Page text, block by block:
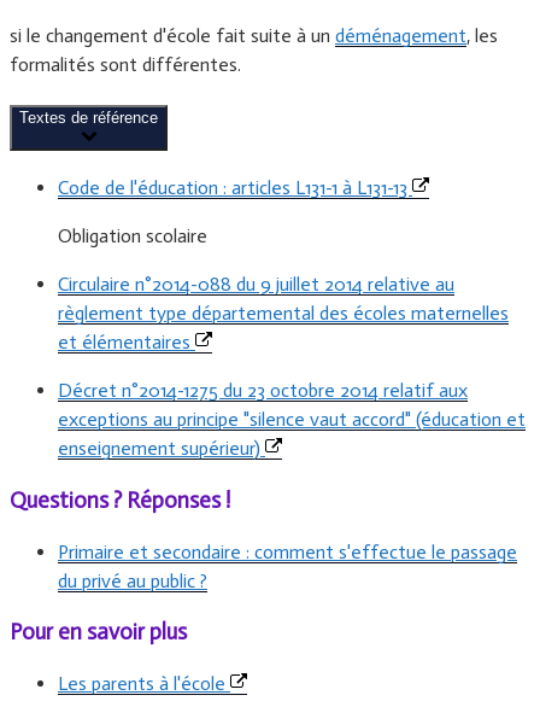
si le changement d'école fait suite à un déménagement, les
formalités sont différentes.
Textes de référence
Code de l'éducation : articles L131-1 à L131-13
Obligation scolaire
Circulaire n°2014-088 du 9 juillet 2014 relative au
règlement type départemental des écoles maternelles
et élémentaires
Décret n°2014-1275 du 23 octobre 2014 relatif aux
exceptions au principe "silence vaut accord" (éducation et
enseignement supérieur)
Questions ? Réponses !
Primaire et secondaire : comment s'effectue le passage
du privé au public ?
Pour en savoir plus
Les parents à l'école